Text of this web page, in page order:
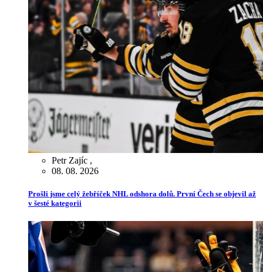
Petr Zajíc ,
08. 08. 2026
Prošli jsme celý žebříček NHL odshora dolů. První Čech se objevil až
v šesté kategorii